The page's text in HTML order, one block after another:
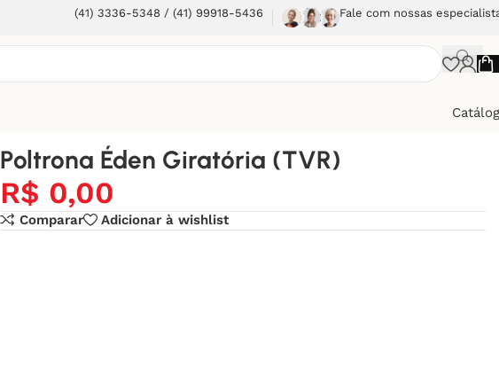
(41) 3336-5348 / (41) 99918-5436 Fale com nossas
Poltrona Éden Giratória (TVR)
R$ 0,00
Comparar Adicionar à wishlist